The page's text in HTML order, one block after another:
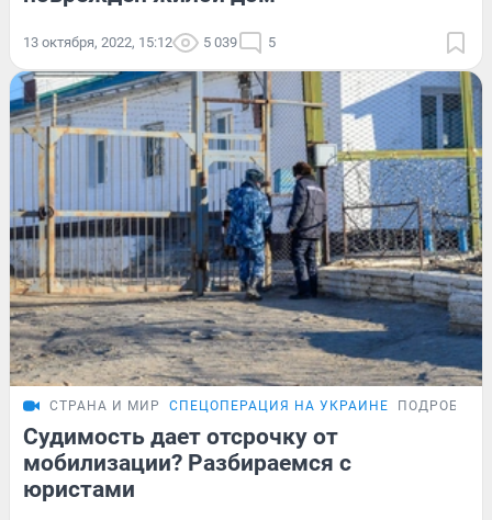
13 октября, 2022, 15:12 5 039 5
СТРАНА И МИР СПЕЦОПЕРАЦИЯ НА УКРАИНЕ
Судимость дает отсрочку от
мобилизации? Разбираемся с
юристами